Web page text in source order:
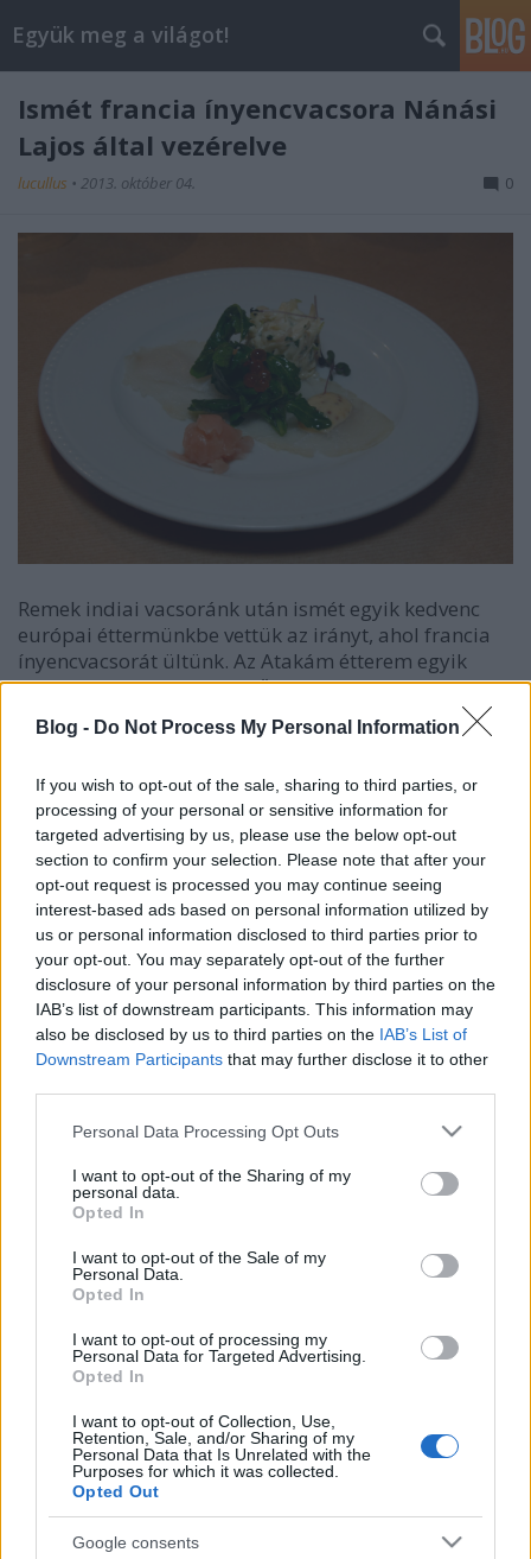
Blog - Do Not Process My Personal Information
If you wish to opt-out of the sale, sharing to third parties, or
processing of your personal or sensitive information for
targeted advertising by us, please use the below opt-out
section to confirm your selection. Please note that after your
opt-out request is processed you may continue seeing
interest-based ads based on personal information utilized by
us or personal information disclosed to third parties prior to
your opt-out. You may separately opt-out of the further
disclosure of your personal information by third parties on the
IAB’s list of downstream participants. This information may
also be disclosed by us to third parties on the IAB’s List of
Downstream Participants that may further disclose it to other
Please note that this website/app uses one or more Google
not limited to your visit or usage behaviour. You may click to
grant or deny consent to Google and its third-party tags to
use your data for below specified purposes in below Google
consent section.
Personal Data Processing Opt Outs
I want to opt-out of the Sharing of my
personal data.
Opted In
I want to opt-out of the Sale of my
Personal Data.
Opted In
I want to opt-out of processing my
Personal Data for Targeted Advertising.
Opted In
I want to opt-out of Collection, Use,
Retention, Sale, and/or Sharing of my
Personal Data that Is Unrelated with the
Purposes for which it was collected.
Opted Out
Google consents
Együk meg a világot!
Ismét francia ínyencvacsora Nánási
Lajos által vezérelve
lucullus • 2013. október 04. 0
Remek indiai vacsoránk után ismét egyik kedvenc
európai éttermünkbe vettük az irányt, ahol francia
ínyencvacsorát ültünk. Az Atakám étterem egyik
kedvenc törzshelyünkké nőtte már ki magát.
Nánási Lajos főztjét már sokan ismerjük,
tudományával azonban sosem nem tudunk betelni.
viszont azt gondoljuk, hogy Lajos megdöbbentően
jól főz, óriási a harmónia az ételeiben, öt év alatt
egyszer sem ismételte meg saját magát, és
folyamatosan fejleszti kincsestárát. 1,5 évet
dolgozott Michelin csillagos étteremben, a fél életét
külföldön töltötte.Ha épp nem itthon van, akkor
Lyonban kutakodik a szakma "újításai" után.
Remekül használja a szezon alapanyagait, a francia
konyha alaptechnológiáit, és nagyjából a világ
összes létező fűszerét.
Le menüsor
Előétel
- Pácolt harcsa zöldalmával és zeller remulade-dal
- Madras curry-s burgonyakrémleves, kecske
Főétel
- Borjúláb, meleg babpórésalátával
- Konfitált kacsacomb kacsamájjal, sütőtökpürével,
ázsiai gombákkal és bordás kellel
Desszert
- Vaníliás rebarbaratorta